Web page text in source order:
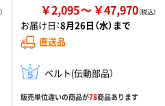
￥2,095 ￥47,970
お届け日：8月26日（水）まで
直送品
ベルト(伝動部品）
販売単位違いの商品が78商品あります